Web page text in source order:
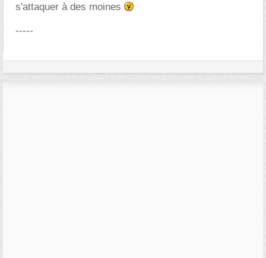
s'attaquer à des moines
-----